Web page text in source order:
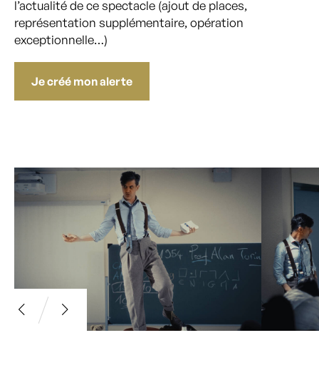
l’actualité de ce spectacle (ajout de places,
représentation supplémentaire, opération
exceptionnelle…)
Je créé mon alerte